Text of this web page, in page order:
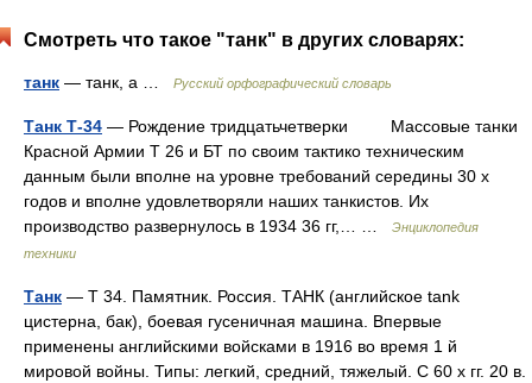
Смотреть что такое "танк" в других словарях:
танк — танк, а … Русский орфографический словарь
Танк Т-34 — Рождение тридцатьчетверки Массовые танки
Красной Армии Т 26 и БТ по своим тактико техническим
данным были вполне на уровне требований середины 30 х
годов и вполне удовлетворяли наших танкистов. Их
производство развернулось в 1934 36 гг,… …
Энциклопедия
техники
Танк — Т 34. Памятник. Россия. ТАНК (английское tank
цистерна, бак), боевая гусеничная машина. Впервые
применены английскими войсками в 1916 во время 1 й
мировой войны. Типы: легкий, средний, тяжелый. С 60 х гг. 20 в.